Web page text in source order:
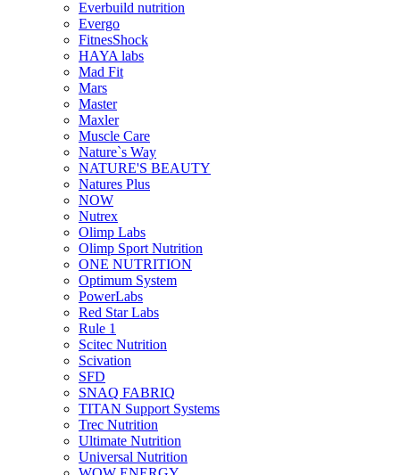
Everbuild nutrition
Evergo
FitnesShock
HAYA labs
Mad Fit
Mars
Master
Maxler
Muscle Care
Nature`s Way
NATURE'S BEAUTY
Natures Plus
NOW
Nutrex
Olimp Labs
Olimp Sport Nutrition
ONE NUTRITION
Optimum System
PowerLabs
Red Star Labs
Rule 1
Scitec Nutrition
Scivation
SFD
SNAQ FABRIQ
TITAN Support Systems
Trec Nutrition
Ultimate Nutrition
Universal Nutrition